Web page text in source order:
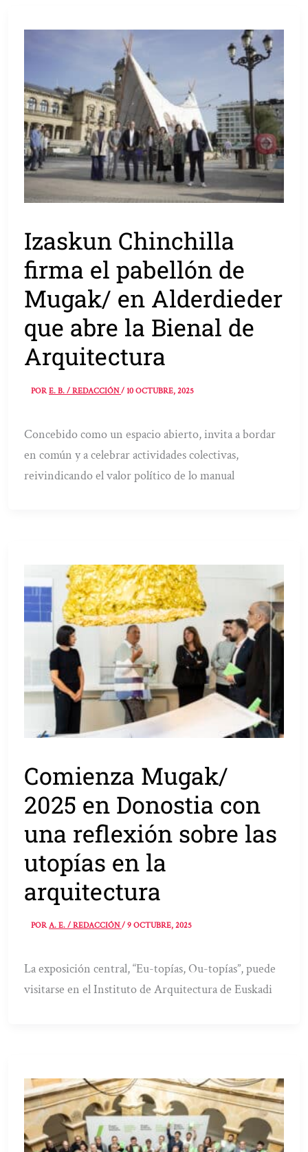
Izaskun Chinchilla
firma el pabellón de
Mugak/ en Alderdieder
que abre la Bienal de
Arquitectura
PORE. B. / REDACCIÓN/10 OCTUBRE, 2025
Concebido como un espacio abierto, invita a bordar
en común y a celebrar actividades colectivas,
reivindicando el valor político de lo manual
Comienza Mugak/
2025 en Donostia con
una reflexión sobre las
utopías en la
arquitectura
PORA. E. / REDACCIÓN/9 OCTUBRE, 2025
La exposición central, “Eu-topías, Ou-topías”, puede
visitarse en el Instituto de Arquitectura de Euskadi